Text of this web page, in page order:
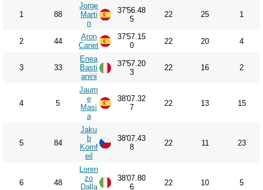
1 88
Jorge
Marti
n
37'56.48
5
22 25 1
2 44
Aron
Canet
37'57.15
0
22 20 4
3 33
Enea
Basti
anini
37'57.20
3
22 16 2
4 5
Jaum
e
Masi
a
38'07.32
7
22 13 15
5 84
Jaku
b
Kornf
eil
38'07.43
8
22 11 23
6 48
Loren
zo
Dalla
38'07.80
6
22 10 5